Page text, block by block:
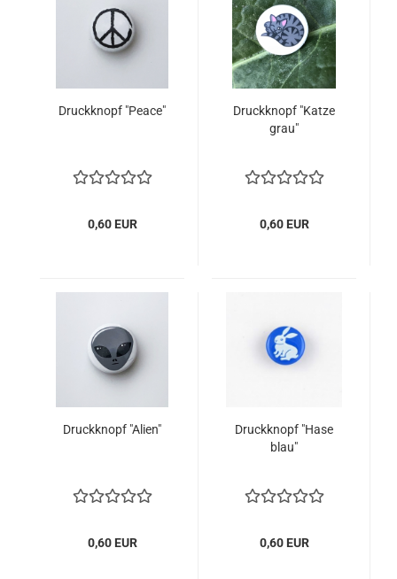
Druckknopf "Peace"
0,60 EUR
Druckknopf "Katze
grau"
0,60 EUR
Druckknopf "Alien"
0,60 EUR
Druckknopf "Hase
blau"
0,60 EUR